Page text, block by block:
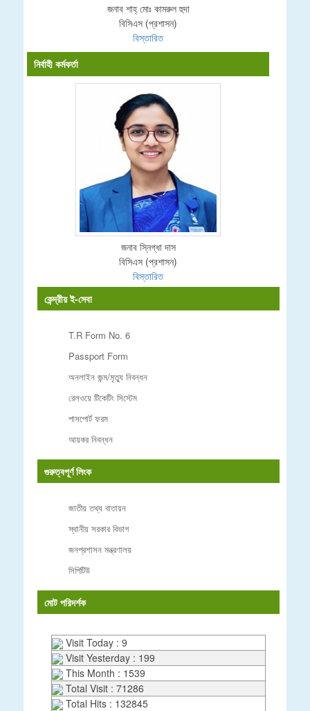
জনাব শাহ্ মোঃ কামরুল হুদা
বিসিএস (প্রশাসন)
বিস্তারিত
নির্বাহী কর্মকর্তা
জনাব স্নিগ্ধা দাস
বিসিএস (প্রশাসন)
বিস্তারিত
কেন্দ্রীয় ই-সেবা
T.R Form No. 6
Passport Form
অনলাইন জন্ম/মৃত্যু নিবন্ধন
রেলওয়ে টিকেটিং সিস্টেম
পাসপোর্ট ফরম
আয়কর নিবন্ধন
গুরুত্বপূর্ণ লিংক
জাতীয় তথ্য বাতায়ন
স্থানীয় সরকার বিভাগ
জনপ্রশাসন মন্ত্রণালয়
সিপিটিউ
মোট পরিদর্শক
Visit Today : 9
Visit Yesterday : 199
This Month : 1539
Total Visit : 71286
Total Hits : 132845